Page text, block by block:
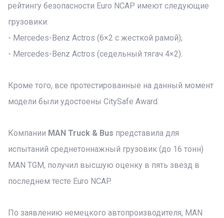
рейтингу безопасности Euro NCAP имеют следующие
грузовики:
- Mercedes-Benz Actros (6×2 с жесткой рамой);
- Mercedes-Benz Actros (седельный тягач 4×2).
Кроме того, все протестированные на данный момент
модели были удостоены CitySafe Award.
Компании MAN Truck & Bus представила для
испытаний среднетоннажный грузовик (до 16 тонн)
MAN TGM, получил высшую оценку в пять звезд в
последнем тесте Euro NCAP.
По заявлению немецкого автопроизводителя, MAN